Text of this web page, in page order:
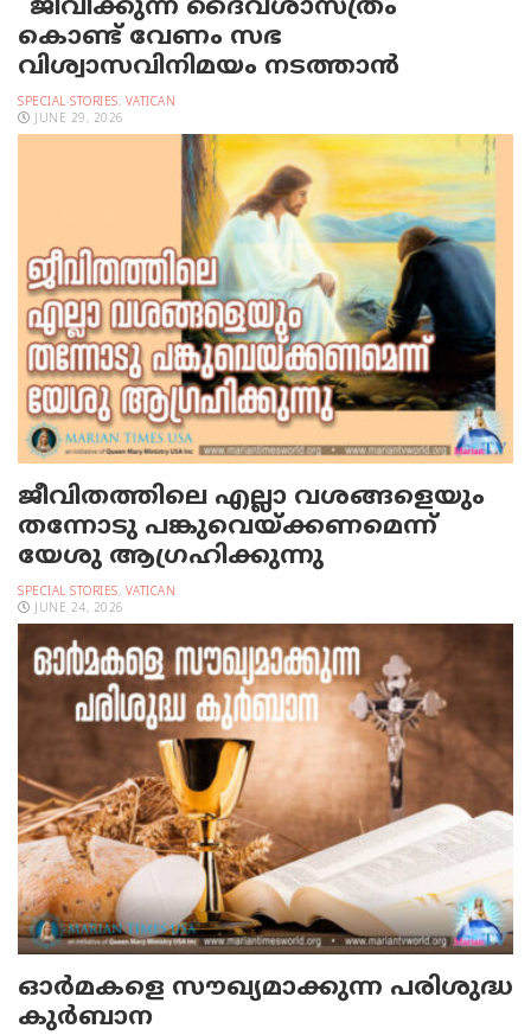
“ജീവിക്കുന്ന ദൈവശാസ്ത്രം ”
കൊണ്ട് വേണം സഭ
വിശ്വാസവിനിമയം നടത്താൻ
SPECIAL STORIES, VATICAN
JUNE 29, 2026
ജീവിതത്തിലെ എല്ലാ വശങ്ങളെയും
തന്നോടു പങ്കുവെയ്ക്കണമെന്ന്
യേശു ആഗ്രഹിക്കുന്നു
SPECIAL STORIES, VATICAN
JUNE 24, 2026
ഓര്‍മകളെ സൗഖ്യമാക്കുന്ന പരിശുദ്ധ
കുര്‍ബാന